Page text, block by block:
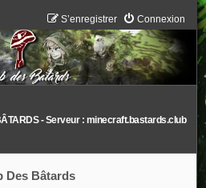
Connexion
S’enregistrer
- Serveur : minecraft.bastards.club
Des Bâtards